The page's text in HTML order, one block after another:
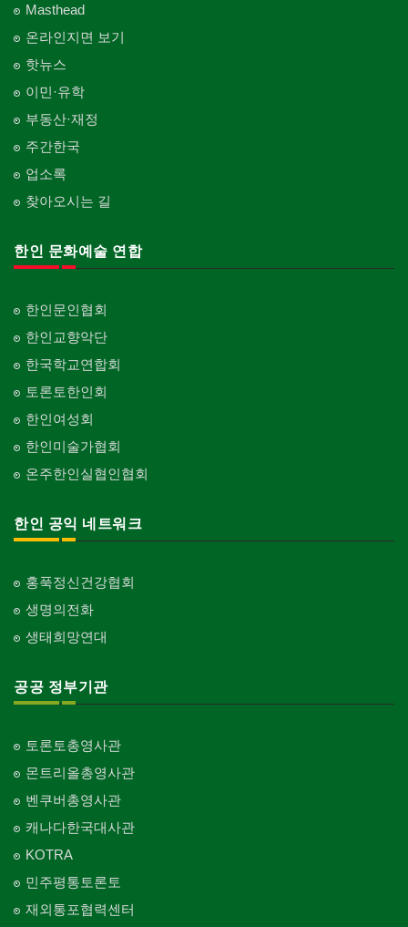
Masthead
온라인지면 보기
핫뉴스
이민·유학
부동산·재정
주간한국
업소록
찾아오시는 길
한인 문화예술 연합
한인문인협회
한인교향악단
한국학교연합회
토론토한인회
한인여성회
한인미술가협회
온주한인실협인협회
한인 공익 네트워크
홍푹정신건강협회
생명의전화
생태희망연대
공공 정부기관
토론토총영사관
몬트리올총영사관
벤쿠버총영사관
캐나다한국대사관
KOTRA
민주평통토론토
재외통포협력센터